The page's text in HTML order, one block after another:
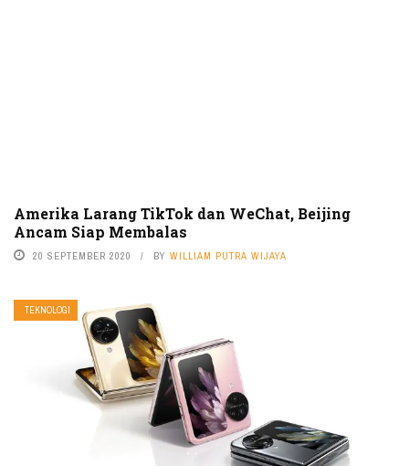
Amerika Larang TikTok dan WeChat, Beijing
Ancam Siap Membalas
20 SEPTEMBER 2020 BY WILLIAM PUTRA WIJAYA
TEKNOLOGI